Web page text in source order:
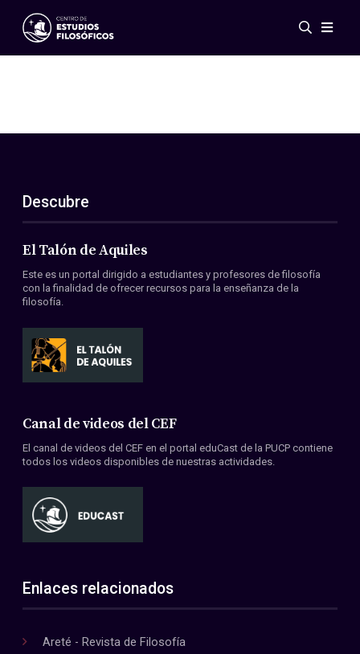
Eventos
ES
EN
Acerca de nosotros
Miembros
Convenios
Descubre
El Talón de Aquiles
Este es un portal dirigido a estudiantes y profesores de filosofía
con la finalidad de ofrecer recursos para la enseñanza de la
filosofía.
Canal de videos del CEF
El canal de videos del CEF en el portal eduCast de la PUCP contiene
todos los videos disponibles de nuestras actividades.
Enlaces relacionados
Areté - Revista de Filosofía